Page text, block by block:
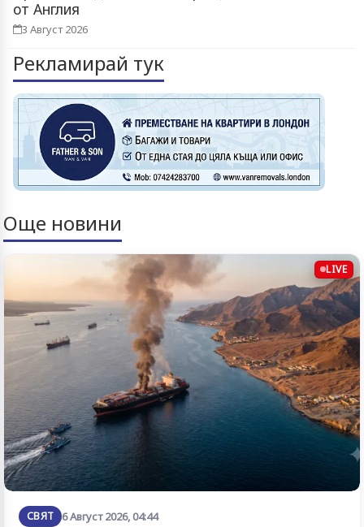
от Англия
3 Август 2026
Рекламирай тук
Още новини
LIVE
СВЯТ 6 Август 2026, 04:44